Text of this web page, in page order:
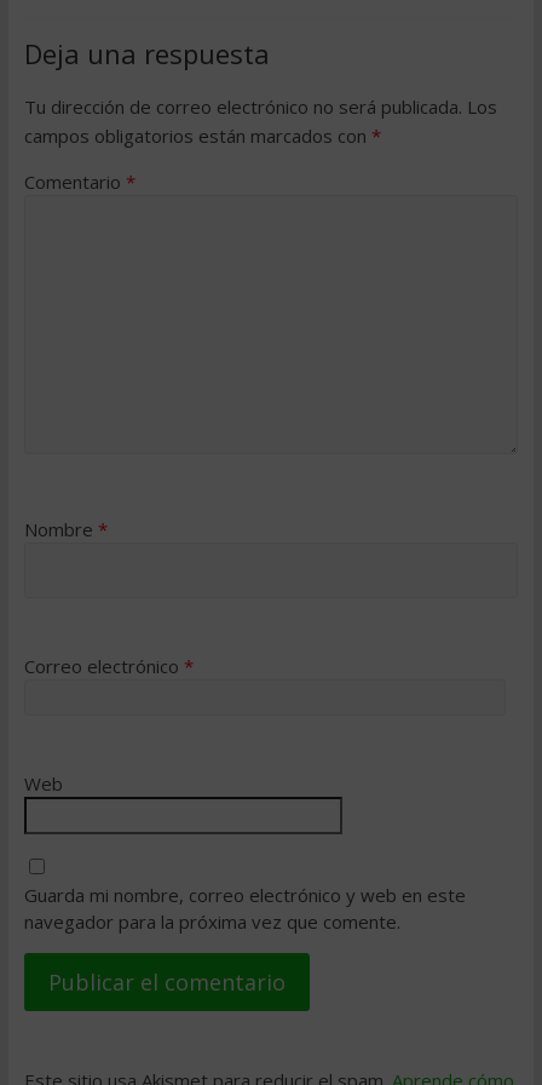
Deja una respuesta
Tu dirección de correo electrónico no será publicada. Los
campos obligatorios están marcados con *
Comentario *
Nombre *
Correo electrónico *
Web
Guarda mi nombre, correo electrónico y web en este
navegador para la próxima vez que comente.
Este sitio usa Akismet para reducir el spam. Aprende cómo